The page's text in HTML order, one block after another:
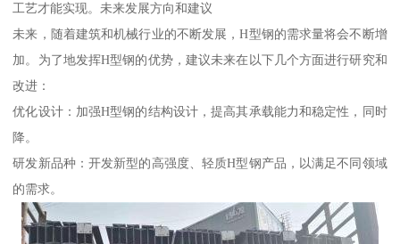
工艺才能实现。未来发展方向和建议
未来，随着建筑和机械行业的不断发展，H型钢的需求量将会不断增
加。为了地发挥H型钢的优势，建议未来在以下几个方面进行研究和
改进：
优化设计：加强H型钢的结构设计，提高其承载能力和稳定性，同时
降。
研发新品种：开发新型的高强度、轻质H型钢产品，以满足不同领域
的需求。